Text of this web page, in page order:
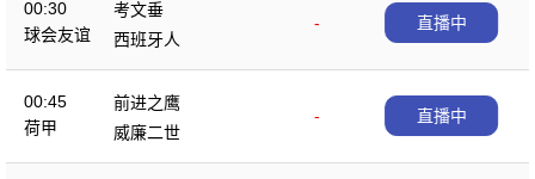
00:30
球会友谊
考文垂
-
西班牙人
直播中
00:45
荷甲
前进之鹰
-
威廉二世
直播中